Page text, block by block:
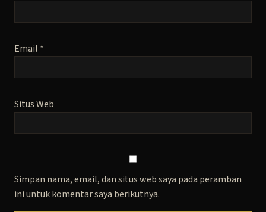
Email *
Situs Web
Simpan nama, email, dan situs web saya pada peramban
ini untuk komentar saya berikutnya.